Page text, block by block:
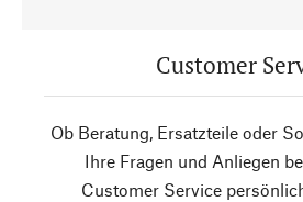
Customer
Ob Beratung, Ersatzteile oder
Ihre Fragen und Anliegen
Customer Service